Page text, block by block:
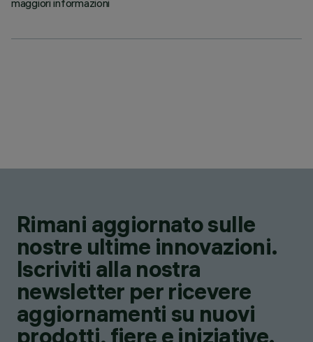
maggiori informazioni
Rimani aggiornato sulle
nostre ultime innovazioni.
Iscriviti alla nostra
newsletter per ricevere
aggiornamenti su nuovi
prodotti, fiere e iniziative.